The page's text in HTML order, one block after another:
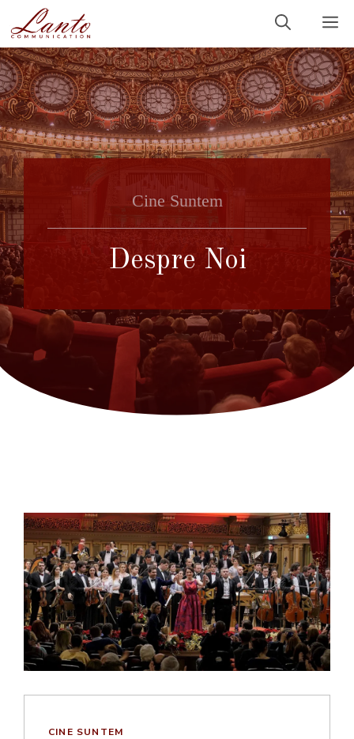
la
conținut
Cine Suntem
Despre Noi
CINE SUNTEM